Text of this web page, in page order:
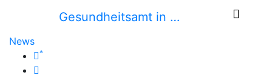
Gesundheitsamt in …
News
*